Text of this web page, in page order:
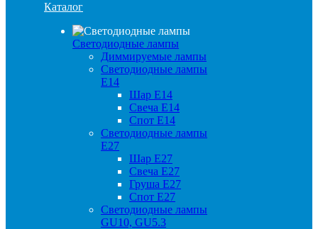
Каталог
Светодиодные лампы
Диммируемые лампы
Светодиодные лампы
Е14
Шар Е14
Свеча Е14
Спот Е14
Светодиодные лампы
Е27
Шар Е27
Свеча Е27
Груша Е27
Спот Е27
Светодиодные лампы
GU10, GU5.3